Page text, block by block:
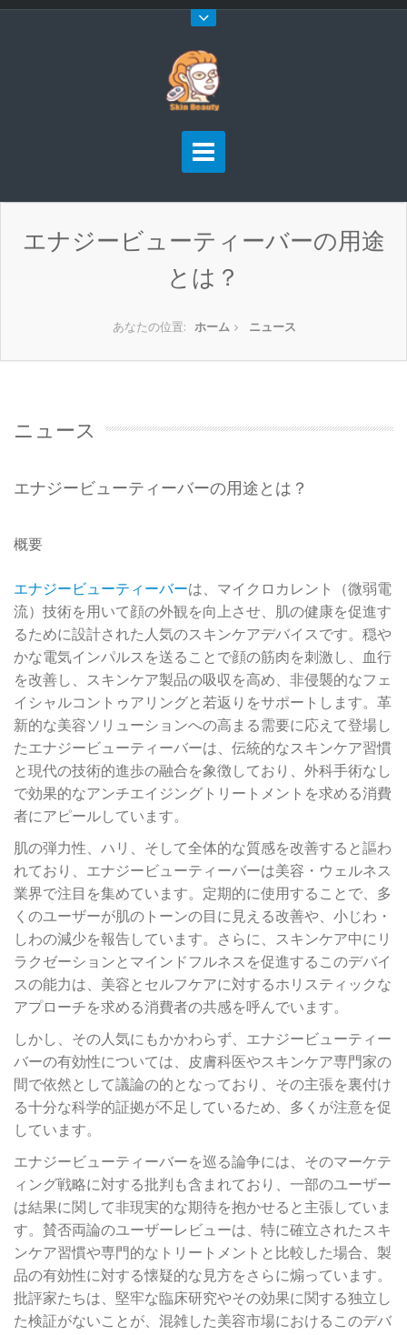
エナジービューティーバーの用途
とは？
あなたの位置: ホーム ニュース
ニュース
エナジービューティーバーの用途とは？
概要
エナジービューティーバーは、マイクロカレント（微弱電
流）技術を用いて顔の外観を向上させ、肌の健康を促進す
るために設計された人気のスキンケアデバイスです。穏や
かな電気インパルスを送ることで顔の筋肉を刺激し、血行
を改善し、スキンケア製品の吸収を高め、非侵襲的なフェ
イシャルコントゥアリングと若返りをサポートします。革
新的な美容ソリューションへの高まる需要に応えて登場し
たエナジービューティーバーは、伝統的なスキンケア習慣
と現代の技術的進歩の融合を象徴しており、外科手術なし
で効果的なアンチエイジングトリートメントを求める消費
者にアピールしています。
肌の弾力性、ハリ、そして全体的な質感を改善すると謳わ
れており、エナジービューティーバーは美容・ウェルネス
業界で注目を集めています。定期的に使用することで、多
くのユーザーが肌のトーンの目に見える改善や、小じわ・
しわの減少を報告しています。さらに、スキンケア中にリ
ラクゼーションとマインドフルネスを促進するこのデバイ
スの能力は、美容とセルフケアに対するホリスティックな
アプローチを求める消費者の共感を呼んでいます。
しかし、その人気にもかかわらず、エナジービューティー
バーの有効性については、皮膚科医やスキンケア専門家の
間で依然として議論の的となっており、その主張を裏付け
る十分な科学的証拠が不足しているため、多くが注意を促
しています。
エナジービューティーバーを巡る論争には、そのマーケテ
ィング戦略に対する批判も含まれており、一部のユーザー
は結果に関して非現実的な期待を抱かせると主張していま
す。賛否両論のユーザーレビューは、特に確立されたスキ
ンケア習慣や専門的なトリートメントと比較した場合、製
品の有効性に対する懐疑的な見方をさらに煽っています。
批評家たちは、堅牢な臨床研究やその効果に関する独立し
た検証がないことが、混雑した美容市場におけるこのデバ